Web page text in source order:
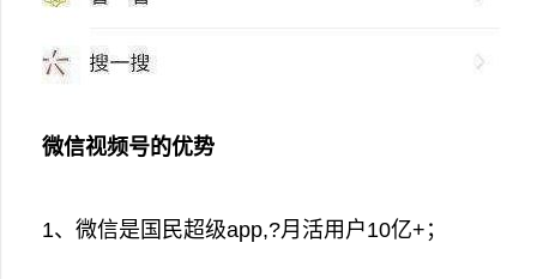
微信视频号的优势
1、微信是国民超级app,?月活用户10亿+；